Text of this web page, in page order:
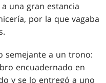
una gran estancia
por la que vagaba
semejante a un trono:
encuadernado en
y se lo entregó a uno